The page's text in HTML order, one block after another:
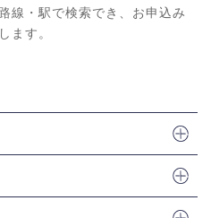
線・駅で検索でき、お申込み
ます。